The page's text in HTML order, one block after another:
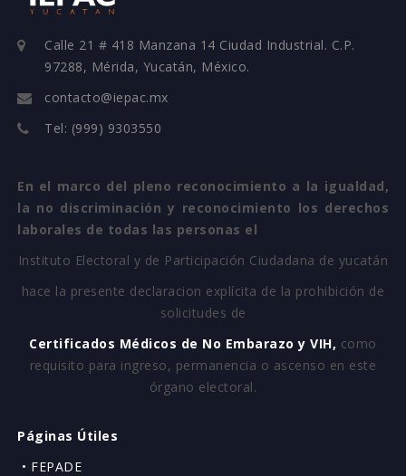
Calle 21 # 418 Manzana 14 Ciudad Industrial. C.P.
97288, Mérida, Yucatán, México.
contacto@iepac.mx
Tel: (999) 9303550
En el marco del pleno reconocimiento a la igualdad,
la no discriminación y reconocimiento los derechos
laborales de todas las personas el
Instituto Electoral y de Participación Ciudadana de yucatán
hace la presente declaracion explícita de la prohibición de
solicitudes de
Certificados Médicos de No Embarazo y VIH, como
requisito para ingreso, permanencia o ascenso en este
órgano electoral.
Páginas Útiles
• FEPADE